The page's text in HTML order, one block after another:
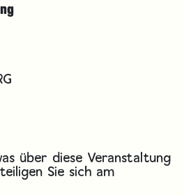
über diese Veranstaltung
Sie sich am